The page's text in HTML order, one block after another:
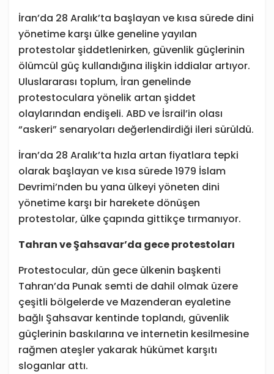
İran’da 28 Aralık’ta başlayan ve kısa sürede dini
yönetime karşı ülke geneline yayılan
protestolar şiddetlenirken, güvenlik güçlerinin
ölümcül güç kullandığına ilişkin iddialar artıyor.
Uluslararası toplum, İran genelinde
protestoculara yönelik artan şiddet
olaylarından endişeli. ABD ve İsrail’in olası
“askeri” senaryoları değerlendirdiği ileri sürüldü.
İran’da 28 Aralık’ta hızla artan fiyatlara tepki
olarak başlayan ve kısa sürede 1979 İslam
Devrimi’nden bu yana ülkeyi yöneten dini
yönetime karşı bir harekete dönüşen
protestolar, ülke çapında gittikçe tırmanıyor.
Tahran ve Şahsavar’da gece protestoları
Protestocular, dün gece ülkenin başkenti
Tahran’da Punak semti de dahil olmak üzere
çeşitli bölgelerde ve Mazenderan eyaletine
bağlı Şahsavar kentinde toplandı, güvenlik
güçlerinin baskılarına ve internetin kesilmesine
rağmen ateşler yakarak hükümet karşıtı
sloganlar attı.